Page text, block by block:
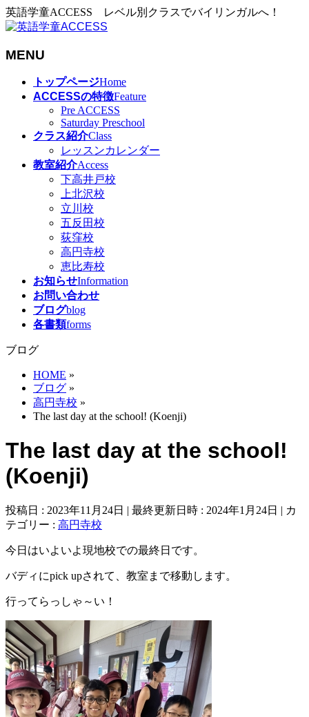
英語学童ACCESS レベル別クラスでバイリンガルへ！
MENU
トップページHome
ACCESSの特徴Feature
Pre ACCESS
Saturday Preschool
クラス紹介Class
レッスンカレンダー
教室紹介Access
下高井戸校
上北沢校
立川校
五反田校
荻窪校
高円寺校
恵比寿校
お知らせInformation
お問い合わせ
ブログblog
各書類forms
ブログ
HOME »
ブログ »
高円寺校 »
The last day at the school! (Koenji)
The last day at the school!
(Koenji)
投稿日 : 2023年11月24日 最終更新日時 : 2024年1月24日
カ
テゴリー : 高円寺校
今日はいよいよ現地校での最終日です。
バディにpick upされて、教室まで移動します。
行ってらっしゃ～い！